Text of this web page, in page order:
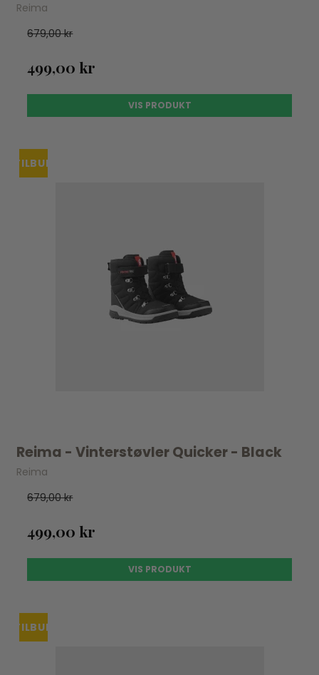
Reima
679,00 kr
499,00 kr
VIS PRODUKT
TILBUD
Reima - Vinterstøvler Quicker - Black
Reima
679,00 kr
499,00 kr
VIS PRODUKT
TILBUD